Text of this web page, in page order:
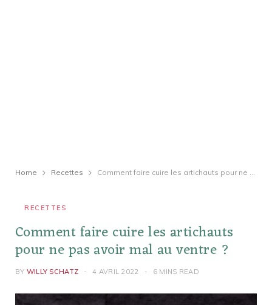
Home Recettes Comment faire cuire les artichauts pour ne pas avoir mal au ventre ?
RECETTES
Comment faire cuire les artichauts
pour ne pas avoir mal au ventre ?
BY WILLY SCHATZ 4 AVRIL 2022 6 MINS READ